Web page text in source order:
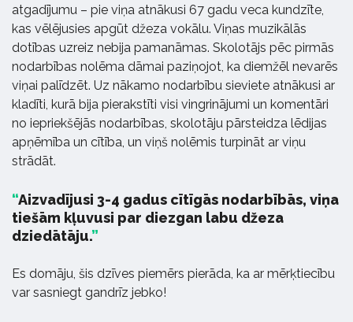
atgadījumu – pie viņa atnākusi 67 gadu veca kundzīte,
kas vēlējusies apgūt džeza vokālu. Viņas muzikālās
dotības uzreiz nebija pamanāmas. Skolotājs pēc pirmās
nodarbības nolēma dāmai paziņojot, ka diemžēl nevarēs
viņai palīdzēt. Uz nākamo nodarbību sieviete atnākusi ar
kladīti, kurā bija pierakstīti visi vingrinājumi un komentāri
no iepriekšējās nodarbības, skolotāju pārsteidza lēdijas
apņēmība un cītība, un viņš nolēmis turpināt ar viņu
strādāt.
Aizvadījusi 3-4 gadus cītīgās nodarbībās, viņa
tiešām kļuvusi par diezgan labu džeza
dziedātāju.
Es domāju, šis dzīves piemērs pierāda, ka ar mērķtiecību
var sasniegt gandrīz jebko!